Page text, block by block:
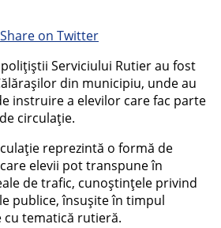
Share on Twitter
Serviciului Rutier au fost
din municipiu, unde au
instruire a elevilor care fac parte
circulaţie.
reprezintă o formă de
elevii pot transpune în
de trafic, cunoştinţele privind
publice, însuşite în timpul
tematică rutieră.